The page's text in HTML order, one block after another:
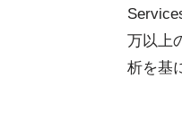
万以上
析を基